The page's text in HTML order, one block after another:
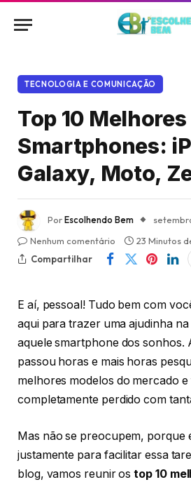
TECNOLOGIA E COMUNICAÇÃO
Top 10 Melhores
Smartphones:
Galaxy, Moto,
PorEscolhendo Bem
Nenhum comentário
23 Minutos
Compartilhar
E aí, pessoal! Tudo bem com
aqui para trazer uma ajudinha
aquele smartphone dos sonhos.
passou horas e mais horas
melhores modelos do mercado
completamente perdido com
Mas não se preocupem, porque
justamente para facilitar essa
blog, vamos reunir ostop 10